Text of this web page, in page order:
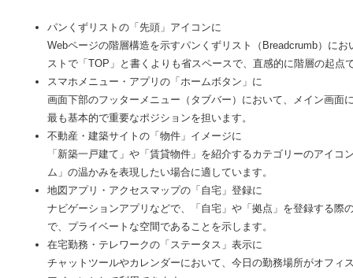
パンくずリストの「先頭」アイコンに
Webページの階層構造を示すパンくずリスト（Breadcrumb）に
ストで「TOP」と書くよりも省スペースで、直感的に階層の起点
スマホメニュー・アプリの「ホームボタン」に
画面下部のフッターメニュー（タブバー）において、メイン画面
最も基本的で重要なポジションを担います。
不動産・建築サイトの「物件」イメージに
「新築一戸建て」や「賃貸物件」を紹介するカテゴリーのアイ
ム」の温かみを表現したい場合に適しています。
地図アプリ・アクセスマップの「自宅」登録に
ナビゲーションアプリなどで、「自宅」や「拠点」を登録する際
で、プライベートな空間であることを示します。
在宅勤務・テレワークの「ステータス」表示に
チャットツールやカレンダーにおいて、今日の勤務場所がオフィ